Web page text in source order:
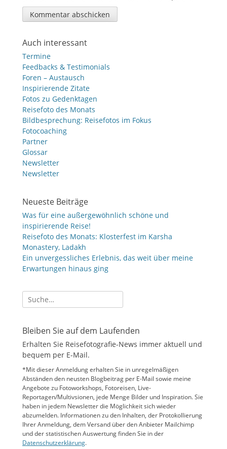
Auch interessant
Termine
Feedbacks & Testimonials
Foren – Austausch
Inspirierende Zitate
Fotos zu Gedenktagen
Reisefoto des Monats
Bildbesprechung: Reisefotos im Fokus
Fotocoaching
Partner
Glossar
Newsletter
Newsletter
Neueste Beiträge
Was für eine außergewöhnlich schöne und
inspirierende Reise!
Reisefoto des Monats: Klosterfest im Karsha
Monastery, Ladakh
Ein unvergessliches Erlebnis, das weit über meine
Erwartungen hinaus ging
Suche
nach:
Bleiben Sie auf dem Laufenden
Erhalten Sie Reisefotografie-News immer aktuell und
bequem per E-Mail.
*Mit dieser Anmeldung erhalten Sie in unregelmäßigen
Abständen den neusten Blogbeitrag per E-Mail sowie meine
Angebote zu Fotoworkshops, Fotoreisen, Live-
Reportagen/Multivsionen, jede Menge Bilder und Inspiration. Sie
haben in jedem Newsletter die Möglichkeit sich wieder
abzumelden. Informationen zu den Inhalten, der Protokollierung
Ihrer Anmeldung, dem Versand über den Anbieter Mailchimp
und der statistischen Auswertung finden Sie in der
Datenschutzerklärung.